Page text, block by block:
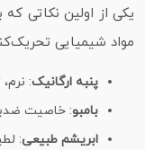
یکی از اولین نکاتی
مواد شیمیایی
پنبه ارگانیک:
بامبو: خاصیت
ابریشم طبیعی: